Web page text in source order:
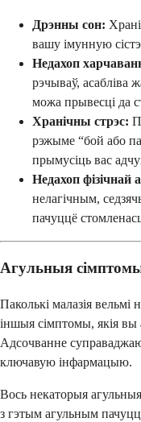
Дрэнны сон:
вашу імунную
Недахоп
рэчываў, асабліва
можа прывесці да
Хранічны стрэс:
рэжыме “бой або
прымусіць вас
Недахоп фізічнай
нелагічным,
пачуццё
Агульныя
Паколькі малазія
іншыя сімптомы, якія вы
Адсочванне
ключавую інфармацыю.
Вось некаторыя
з гэтым агульным